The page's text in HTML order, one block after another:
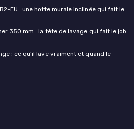
EU : une hotte murale inclinée qui fait le
350 mm : la tête de lavage qui fait le job
: ce qu'il lave vraiment et quand le